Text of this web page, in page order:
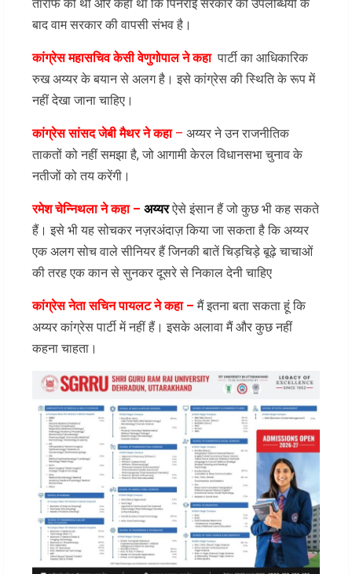
तारीफ की थी और कहा था कि पिनराई सरकार की उपलब्धियों के
बाद वाम सरकार की वापसी संभव है।
कांग्रेस महासचिव केसी वेणुगोपाल ने कहापार्टी का आधिकारिक
रुख अय्यर के बयान से अलग है। इसे कांग्रेस की स्थिति के रूप में
नहीं देखा जाना चाहिए।
कांग्रेस सांसद जेबी मैथर ने कहा– अय्यर ने उन राजनीतिक
ताकतों को नहीं समझा है, जो आगामी केरल विधानसभा चुनाव के
नतीजों को तय करेंगी।
रमेश चेन्निथला ने कहा – अय्यरऐसे इंसान हैं जो कुछ भी कह सकते
हैं। इसे भी यह सोचकर नज़रअंदाज़ किया जा सकता है कि अय्यर
एक अलग सोच वाले सीनियर हैं जिनकी बातें चिड़चिड़े बूढ़े चाचाओं
की तरह एक कान से सुनकर दूसरे से निकाल देनी चाहिए
कांग्रेस नेता सचिन पायलट ने कहा –मैं इतना बता सकता हूं कि
अय्यर कांग्रेस पार्टी में नहीं हैं। इसके अलावा मैं और कुछ नहीं
कहना चाहता।